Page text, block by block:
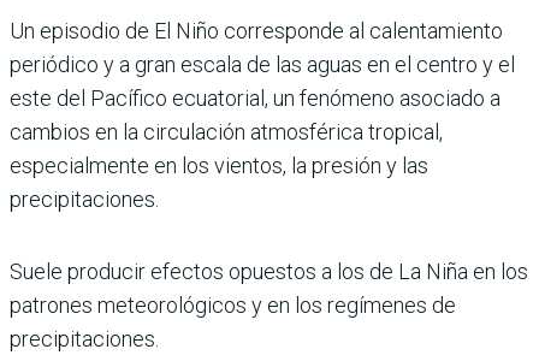
Un episodio de El Niño corresponde al calentamiento
periódico y a gran escala de las aguas en el centro y el
este del Pacífico ecuatorial, un fenómeno asociado a
cambios en la circulación atmosférica tropical,
especialmente en los vientos, la presión y las
precipitaciones.
Suele producir efectos opuestos a los de La Niña en los
patrones meteorológicos y en los regímenes de
precipitaciones.